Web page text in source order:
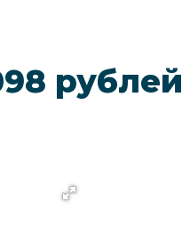
рублей